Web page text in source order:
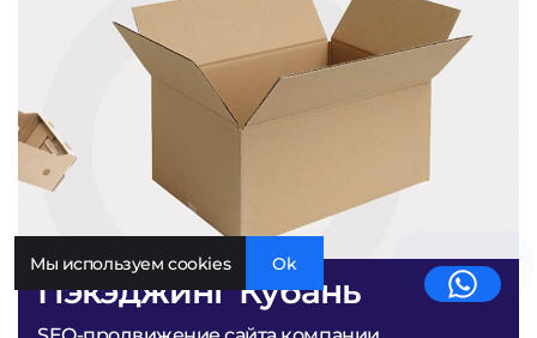
Пэкэджинг Кубань
Мы используем cookies Ok